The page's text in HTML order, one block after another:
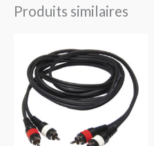
Produits similaires